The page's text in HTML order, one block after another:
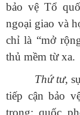
bảo vệ Tổ
ngoại giao và
chỉ là “mở
thủ mềm từ xa.
Thứ tư,
tiếp cận bảo